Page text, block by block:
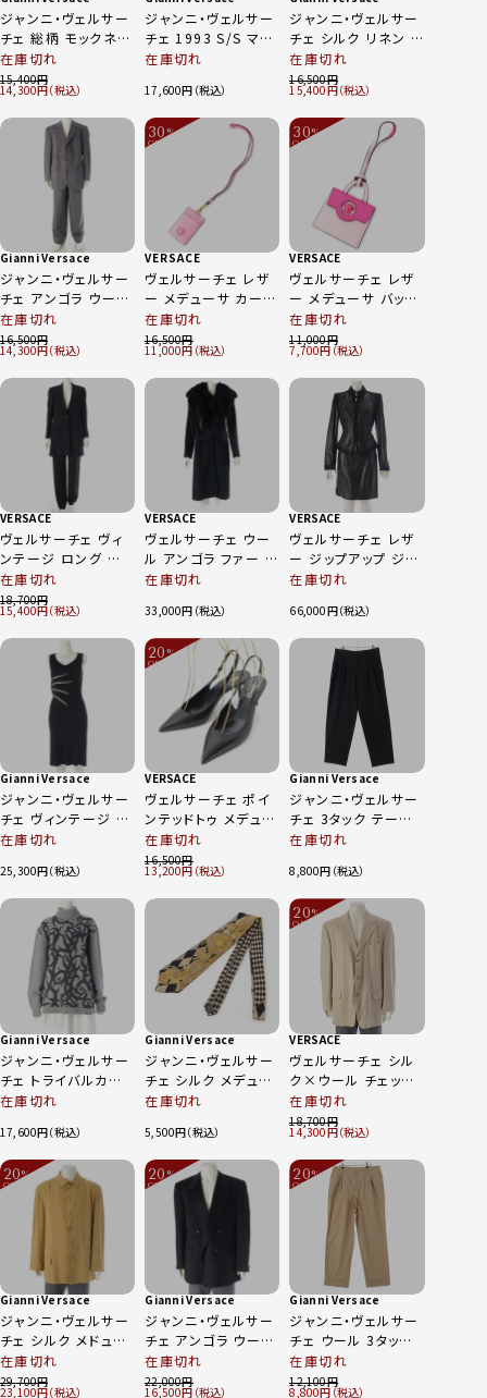
ジャンニ・ヴェルサー
チェ 総柄 モックネッ
ク ニット セーター マ
ルチカラー 52
在庫切れ
15,400
14,300
ジャンニ・ヴェルサー
チェ 1993 S/S マイ
アミ サウスビーチコ
ンツ ボトムス マルチ
カラー 42
在庫切れ
17,600
ジャンニ・ヴェルサー
チェ シルク リネン サ
イケデリック パンツ
ボトムス イエロー ブ
ラック 50
在庫切れ
16,500
15,400
Gianni Versace
ジャンニ・ヴェルサー
チェ アンゴラ ウール
フランネル ストライ
プ ジャケット パンツ
セットアップ グレー
在庫切れ
16,500
14,300
30%
OFF
VERSACE
ヴェルサーチェ レザ
ー メデューサ カード
ケース ネックレスス
トラップ ピンク
在庫切れ
16,500
11,000
30%
OFF
VERSACE
ヴェルサーチェ レザ
ー メデューサ バッグ
型 ミラー バッグチャ
ーム キーホルダー
ピンク
在庫切れ
11,000
7,700
VERSACE
ヴェルサーチェ ヴィ
ンテージ ロング ジャ
ケット パンツセットア
ップ ブラック 40
在庫切れ
18,700
15,400
VERSACE
ヴェルサーチェ ウー
ル アンゴラ ファー 襟
付き ロング コート
在庫切れ
33,000
VERSACE
ヴェルサーチェ レザ
ー ジップアップ ジャ
ケット スカートセット
在庫切れ
66,000
Gianni Versace
ジャンニ・ヴェルサー
チェ ヴィンテージ シ
ルク カットアウト シ
ブ ワンピース ドレス
ブラック
在庫切れ
25,300
20%
OFF
VERSACE
ヴェルサーチェ ポイ
ンテッドトゥ メデュー
サチャーム スリング
バッグ パンプス ブラ
ック 39
在庫切れ
16,500
13,200
Gianni Versace
ジャンニ・ヴェルサー
チェ 3タック テーパ
ード パンツ ボトムス
在庫切れ
8,800
Gianni Versace
ジャンニ・ヴェルサー
チェ トライバルカモ
ハイネック ニット セ
在庫切れ
17,600
Gianni Versace
ジャンニ・ヴェルサー
チェ シルク メデュー
サ ジャガード ネクタ
系
在庫切れ
5,500
20%
OFF
VERSACE
ヴェルサーチェ シル
ク×ウール チェック
3B テーラードジャケ
ット アイボリー ベー
ジュ 56
在庫切れ
18,700
14,300
20%
OFF
Gianni Versace
ジャンニ・ヴェルサー
チェ シルク メドュー
サボタン ハーフ コー
ト アウター ベージュ
在庫切れ
29,700
23,100
20%
OFF
Gianni Versace
ジャンニ・ヴェルサー
チェ アンゴラ ウール
カシミヤ メドューサ
ボタン ダブル テーラ
在庫切れ
22,000
16,500
20%
OFF
Gianni Versace
ジャンニ・ヴェルサー
チェ ウール 3タック
スラックス チェック
パンツ ボトムス ベー
在庫切れ
12,100
8,800